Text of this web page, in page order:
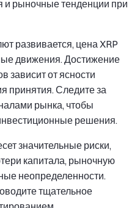
и рыночные тенденции при
развивается, цена XRP
движения. Достижение
зависит от ясности
принятия. Следите за
рынка, чтобы
решения.
значительные риски,
капитала, рыночную
неопределенности.
тщательное